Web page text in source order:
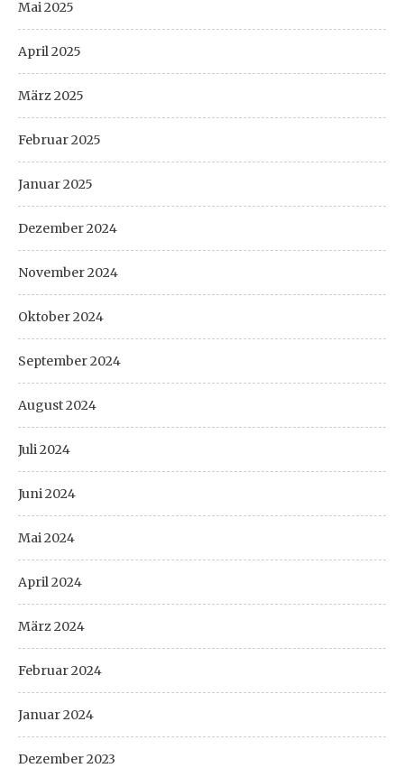
Mai 2025
April 2025
März 2025
Februar 2025
Januar 2025
Dezember 2024
November 2024
Oktober 2024
September 2024
August 2024
Juli 2024
Juni 2024
Mai 2024
April 2024
März 2024
Februar 2024
Januar 2024
Dezember 2023